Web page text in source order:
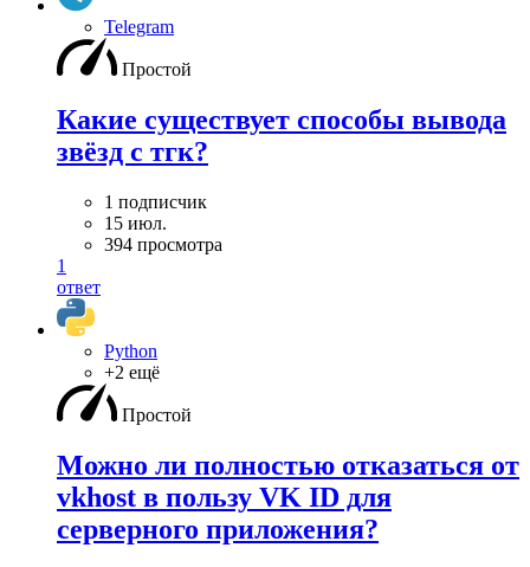
Telegram
Простой
Какие существует способы вывода
звёзд с тгк?
1 подписчик
15 июл.
394 просмотра
1
ответ
Python
+2 ещё
Простой
Можно ли полностью отказаться от
vkhost в пользу VK ID для
серверного приложения?